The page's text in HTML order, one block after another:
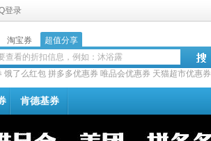
登录
淘宝券 超值分享
饿了么红包 拼多多优惠券 唯品会优惠券 天猫超市优惠券
肯德基券